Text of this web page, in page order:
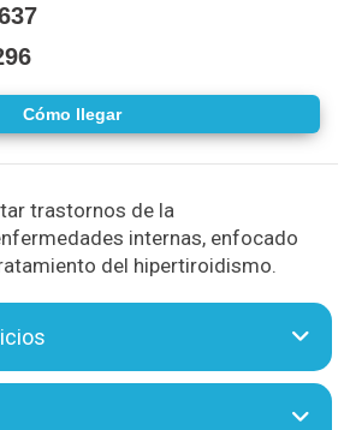
Cómo llegar
trastornos de la
internas, enfocado
del hipertiroidismo.
B. es un médico internista y